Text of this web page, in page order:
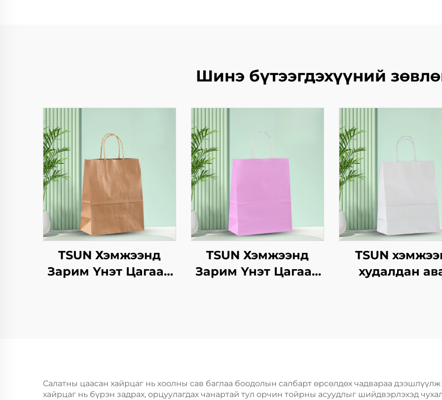
Шинэ бүтээгдэхүүний
TSUN Хэмжээнд
Зарим Үнэт Цагаан
TSUN Хэмжээнд
Зарим Үнэт Цагаан
Шиппинг Картон
TSUN
худалдан
барих
Салатны цаасан хайрцаг нь хоолны сав баглаа боодолын салбарт өрсөлдөх чадвараа
хайрцаг нь бүрэн задрах, орцуулагдах чанартай тул орчин тойрны асуудлыг шийдвэрлэхэд